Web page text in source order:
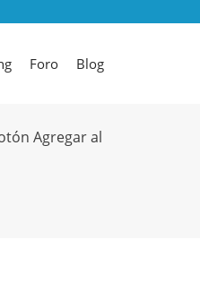
Foro Blog
Agregar al